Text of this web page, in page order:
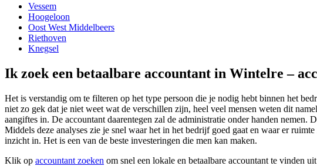
Vessem
Hoogeloon
Oost West Middelbeers
Riethoven
Knegsel
Ik zoek een betaalbare accountant in Wintelre –
Het is verstandig om te filteren op het type persoon die je nodig hebt binnen het
niet zo gek dat je niet weet wat de verschillen zijn, heel veel mensen weten dit
aangiftes in. De accountant daarentegen zal de administratie onder handen
Middels deze analyses zie je snel waar het in het bedrijf goed gaat en waar er
inzicht in. Het is een van de beste investeringen die men kan maken.
Klik op accountant zoeken om snel een lokale en betaalbare accountant te vinden